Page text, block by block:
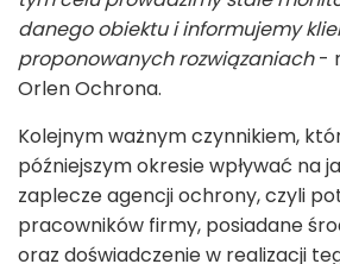
danego obiektu i informujemy
proponowanych rozwiązaniach-
Orlen Ochrona.
Kolejnym ważnym czynnikiem,
późniejszym okresie wpływać na
zaplecze agencji ochrony, czyli
pracowników firmy, posiadane
oraz doświadczenie w realizacji